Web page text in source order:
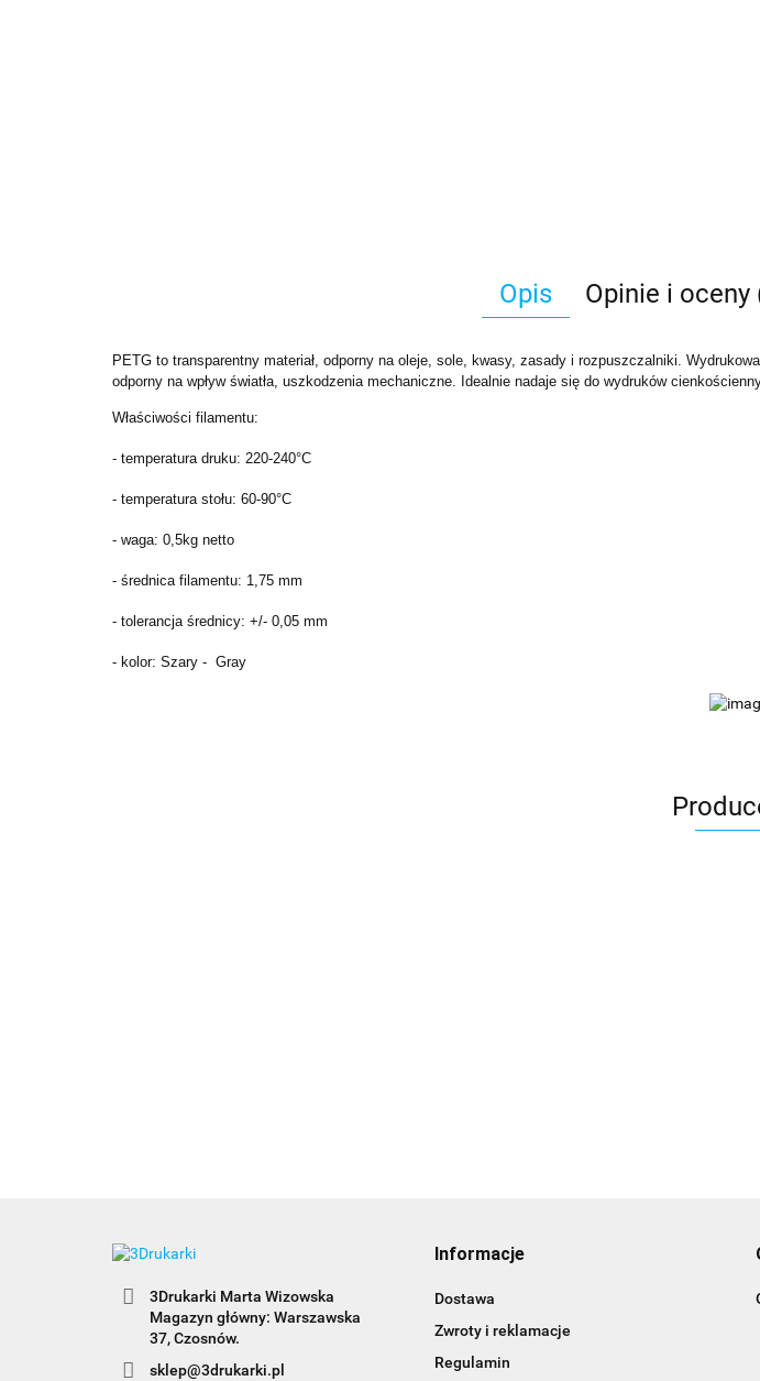
Opis Opinie i oceny
PETG to transparentny materiał, odporny na oleje, sole, kwasy, zasady i rozpuszczalniki.
odporny na wpływ światła, uszkodzenia mechaniczne. Idealnie nadaje się do wydruków
Właściwości filamentu:
- temperatura druku: 220-240°C
- temperatura stołu: 60-90°C
- waga: 0,5kg netto
- średnica filamentu: 1,75 mm
- tolerancja średnicy: +/- 0,05 mm
- kolor: Szary - Gray
3Drukarki Marta Wizowska
Magazyn główny: Warszawska
sklep@3drukarki.pl
Informacje
Dostawa
Zwroty i reklamacje
Regulamin